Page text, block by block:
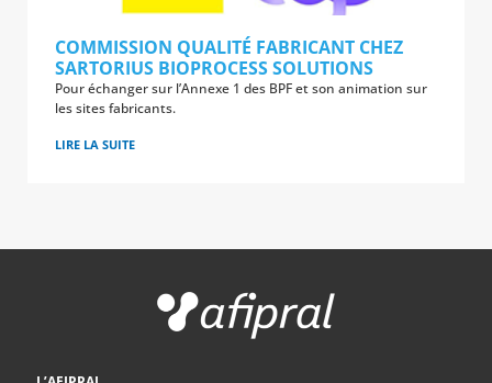
COMMISSION QUALITÉ FABRICANT CHEZ
SARTORIUS BIOPROCESS SOLUTIONS
Pour échanger sur l’Annexe 1 des BPF et son animation sur
les sites fabricants.
LIRE LA SUITE